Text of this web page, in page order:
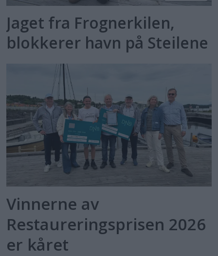
Jaget fra Frognerkilen,
blokkerer havn på Steilene
Vinnerne av
Restaureringsprisen 2026
er kåret